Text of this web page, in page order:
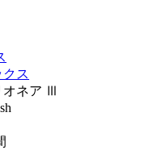
ス
オネア Ⅲ